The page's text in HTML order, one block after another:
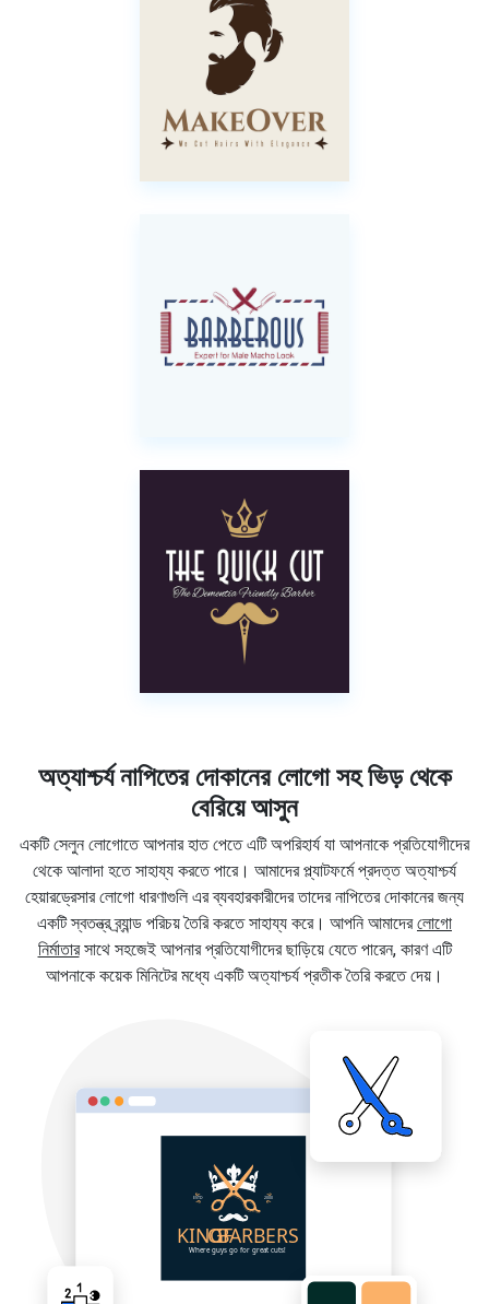
অত্যাশ্চর্য নাপিতের দোকানের লোগো সহ ভিড় থেকে
বেরিয়ে আসুন
একটি সেলুন লোগোতে আপনার হাত পেতে এটি অপরিহার্য যা আপনাকে প্রতিযোগীদের
থেকে আলাদা হতে সাহায্য করতে পারে। আমাদের প্ল্যাটফর্মে প্রদত্ত অত্যাশ্চর্য
হেয়ারড্রেসার লোগো ধারণাগুলি এর ব্যবহারকারীদের তাদের নাপিতের দোকানের জন্য
একটি স্বতন্ত্র ব্র্যান্ড পরিচয় তৈরি করতে সাহায্য করে। আপনি আমাদেরলোগো
নির্মাতারসাথে সহজেই আপনার প্রতিযোগীদের ছাড়িয়ে যেতে পারেন, কারণ এটি
আপনাকে কয়েক মিনিটের মধ্যে একটি অত্যাশ্চর্য প্রতীক তৈরি করতে দেয়।